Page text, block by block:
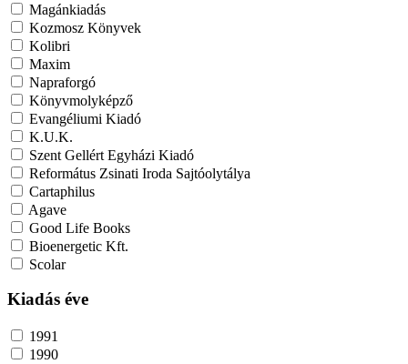
Magánkiadás
Kozmosz Könyvek
Kolibri
Maxim
Napraforgó
Könyvmolyképző
Evangéliumi Kiadó
K.U.K.
Szent Gellért Egyházi Kiadó
Református Zsinati Iroda Sajtóolytálya
Cartaphilus
Agave
Good Life Books
Bioenergetic Kft.
Scolar
Kiadás éve
1991
1990